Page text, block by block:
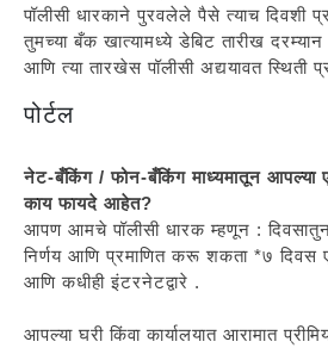
पॉलीसी धारकाने पुरवलेले पैसे त्याच दिवशी
तुमच्या बँक खात्यामध्ये डेबिट तारीख
आणि त्या तारखेस पॉलीसी अद्ययावत स्थिती
पोर्टल
नेट-बँकिंग / फोन-बँकिंग माध्यमातून आपल्या
काय फायदे आहेत?
आपण आमचे पॉलीसी धारक म्हणून :
निर्णय आणि प्रमाणित करू शकता *७
आणि कधीही इंटरनेटद्वारे .
आपल्या घरी किंवा कार्यालयात आरामात